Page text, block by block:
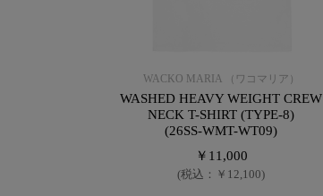
WACKO MARIA （ワコマリア）
WASHED HEAVY WEIGHT CREW
NECK T-SHIRT (TYPE-8)
(26SS-WMT-WT09)
￥11,000
(税込：￥12,100)